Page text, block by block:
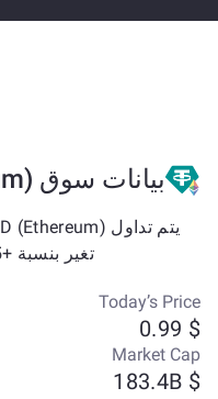
بيانات سوق Tether USD (Ethereum)
تغير بنسبة +0.05% خلال الأيام السبعة الماضية.
Today’s Price
$ 0.99
Market Cap
$ 183.4B